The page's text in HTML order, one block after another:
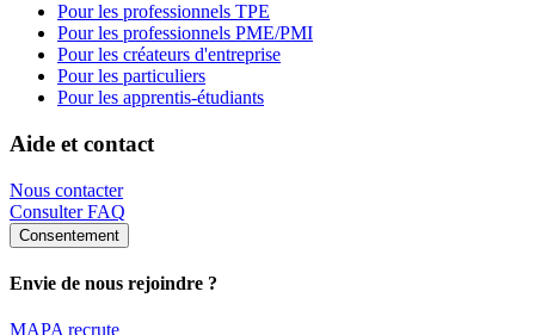
Pour les professionnels TPE
Pour les professionnels PME/PMI
Pour les créateurs d'entreprise
Pour les particuliers
Pour les apprentis-étudiants
Aide et contact
Nous contacter
Consulter FAQ
Consentement
Envie de nous rejoindre ?
MAPA recrute